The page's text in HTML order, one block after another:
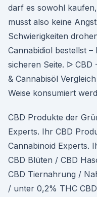
darf es sowohl
musst also keine
Schwierigkeiten
Cannabidiol bestellst
sicheren Seite. ᐅ CBD
& Cannabisöl
Weise konsumiert
CBD Produkte der
Experts. Ihr CBD
Cannabinoid Experts.
CBD Blüten / CBD
CBD Tiernahrung /
/ unter 0,2% THC